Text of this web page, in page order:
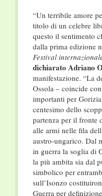
“Un terribile amore
titolo di un celebre
questo il sentimento
dalla prima edizione
Festival
dichiarato Adriano
manifestazione. “La
Ossola – coincide
importanti per
centesimo dello
partenza per il fronte
alle armi nelle fila
austro-ungarico. Dal
in guerra la soglia di
la più ambita sia dal
simbolico per
sull’Isonzo
Guerra per